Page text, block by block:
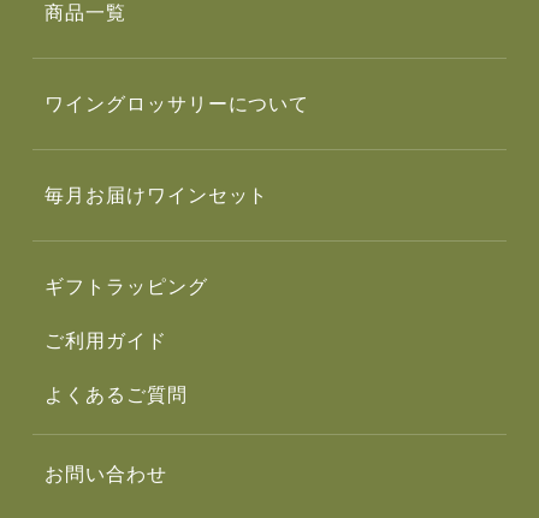
商品一覧
ワイングロッサリーについて
毎月お届けワインセット
ギフトラッピング
ご利用ガイド
よくあるご質問
お問い合わせ